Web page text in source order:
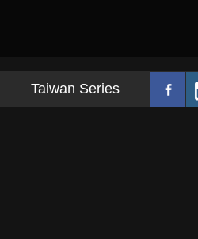
Taiwan Series